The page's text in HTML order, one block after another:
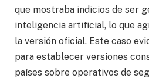
que mostraba indicios de ser
inteligencia artificial, lo que
la versión oficial. Este caso
para establecer versiones
países sobre operativos de